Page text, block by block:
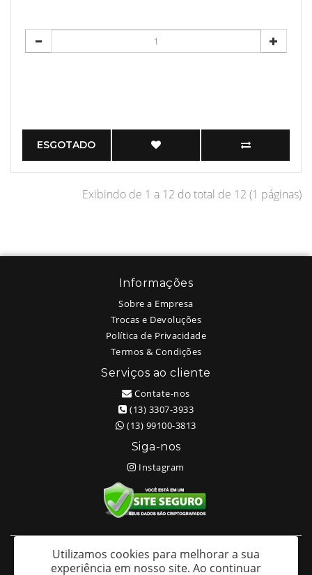
ESGOTADO
Exibindo de 1 a 12 do total de 12 (1 páginas)
Informações
Sobre a Empresa
Trocas e Devoluções
Política de Privacidade
Termos & Condições
Serviços ao cliente
Contate-nos
(13) 3307-3933
(13) 99100-3813
Siga-nos
Instagram
White Head Tattoo (Wellington Ricardo Kudlinski EPP) - CNPJ:
Utilizamos cookies para melhorar a sua
experiência em nosso site. Ao continuar